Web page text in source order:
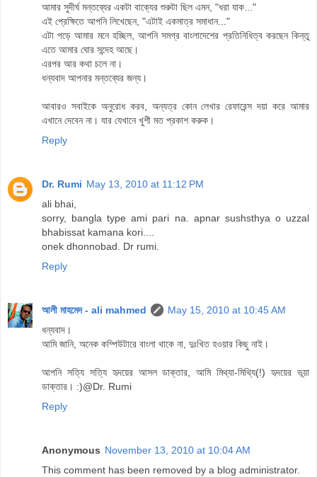
আমার সুদীর্ঘ মন্তব্যের একটা বাক্যের শুরুটা ছিল এমন, "ধরা যাক..."
এই প্রেক্ষিতে আপনি লিখেছেন, "এটাই একমাত্র সমাধান..."
এটা পড়ে আমার মনে হচ্ছিল, আপনি সমগ্র বাংলাদেশের প্রতিনিধিত্ব করছেন কিন্তু
এতে আমার ঘোর সন্দেহ আছে।
এরপর আর কথা চলে না।
ধন্যবাদ আপনার মন্তব্যের জন্য।
আবারও সবাইকে অনুরোধ করব, অন্যত্র কোন লেখার রেফারেন্স দয়া করে আমার
এখানে দেবেন না। যার যেখানে খুশী মত প্রকাশ করুক।
Reply
Dr. Rumi May 13, 2010 at 11:12 PM
ali bhai,
sorry, bangla type ami pari na. apnar sushsthya o uzzal
bhabissat kamana kori....
onek dhonnobad. Dr rumi.
Reply
আলী মাহমেদ - ali mahmed
May 15, 2010 at 10:45 AM
ধন্যবাদ।
আমি জানি, অনেক কম্পিউটারে বাংলা থাকে না, দুঃখিত হওয়ার কিছু নাই।
আপনি সত্যি সত্যি হৃদয়ের আসল ডাক্তার, আমি মিথ্যা-মিথ্যি(!) হৃদয়ের ভূয়া
ডাক্তার। :)@Dr. Rumi
Reply
Anonymous November 13, 2010 at 10:04 AM
This comment has been removed by a blog administrator.